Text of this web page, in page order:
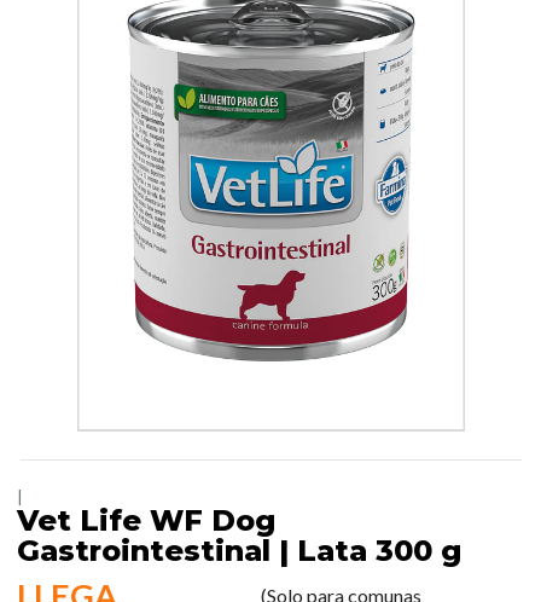
Vet Life WF Dog
Gastrointestinal | Lata 300 g
(Solo para comunas